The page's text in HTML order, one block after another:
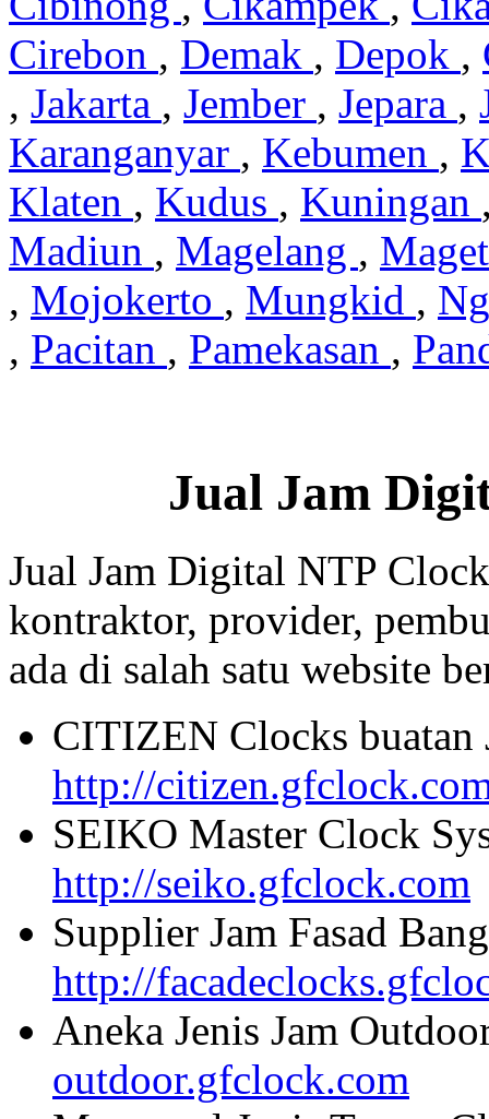
Cirebon , Demak , Depok ,
, Jakarta , Jember , Jepara ,
Karanganyar , Kebumen ,
Klaten , Kudus , Kuningan
Madiun , Magelang ,
, Mojokerto , Mungkid ,
, Pacitan , Pamekasan ,
Jual Jam
Jual Jam Digital NTP
kontraktor, provider,
ada di salah satu website
CITIZEN Clocks buatan
http://
SEIKO Master Clock
http://seiko.gfclock.com
Supplier Jam Fasad
http://
Aneka Jenis Jam
outdoor.gfclock.com